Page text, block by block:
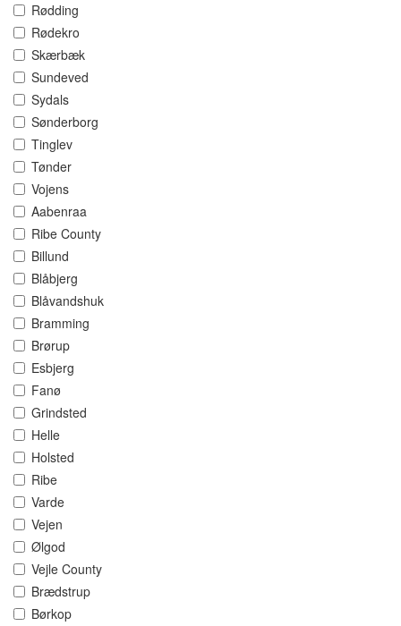
Rødding
Rødekro
Skærbæk
Sundeved
Sydals
Sønderborg
Tinglev
Tønder
Vojens
Aabenraa
Ribe County
Billund
Blåbjerg
Blåvandshuk
Bramming
Brørup
Esbjerg
Fanø
Grindsted
Helle
Holsted
Ribe
Varde
Vejen
Ølgod
Vejle County
Brædstrup
Børkop